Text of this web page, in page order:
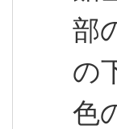
部
の
色